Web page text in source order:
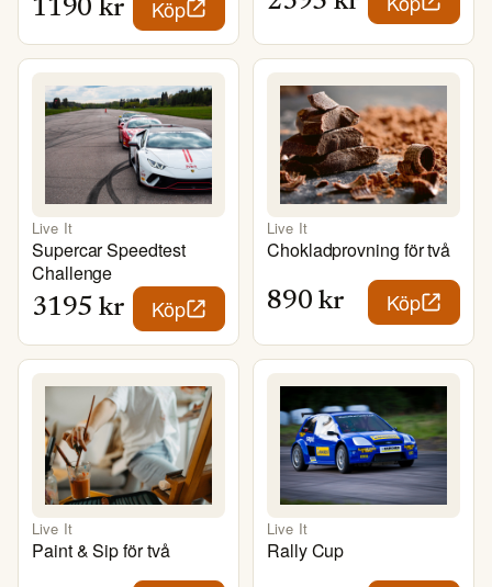
1190 kr Köp
Live It
Supercar Speedtest
Challenge
3195 kr Köp
Live It
Chokladprovning för två
890 kr Köp
Live It
Paint & Sip för två
Live It
Rally Cup